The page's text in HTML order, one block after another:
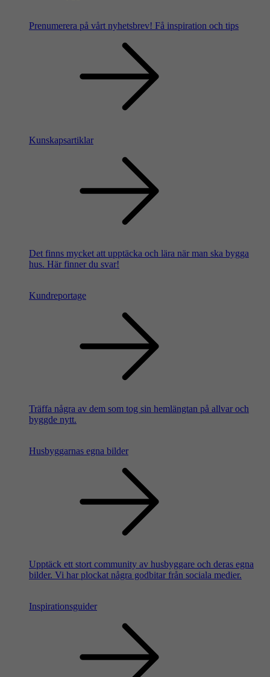
Prenumerera på vårt nyhetsbrev! Få inspiration och tips
Kunskapsartiklar
Det finns mycket att upptäcka och lära när man ska bygga
hus. Här finner du svar!
Kundreportage
Träffa några av dem som tog sin hemlängtan på allvar och
byggde nytt.
Husbyggarnas egna bilder
Upptäck ett stort community av husbyggare och deras egna
bilder. Vi har plockat några godbitar från sociala medier.
Inspirationsguider